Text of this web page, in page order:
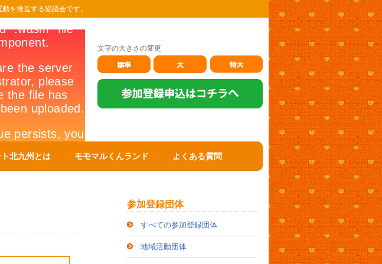
を推進する協議会です。
文字の大きさの変更
北九州とは モモマルくんランド よくある質問
参加登録団体
すべての参加登録団体
地域活動団体